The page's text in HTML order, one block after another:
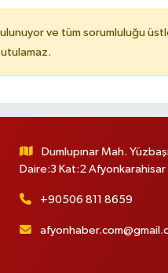
ve tüm sorumluluğu
Dumlupınar Mah.
Daire:3 Kat:2 Afyonkarahisar
+90506 811 8659